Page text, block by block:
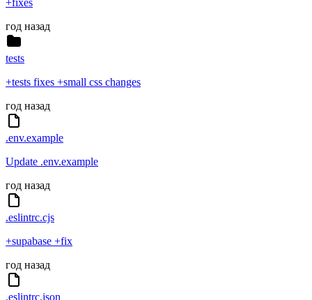
+fixes
год назад
tests
+tests fixes +small css changes
год назад
.env.example
Update .env.example
год назад
.eslintrc.cjs
+supabase +fix
год назад
.eslintrc.json